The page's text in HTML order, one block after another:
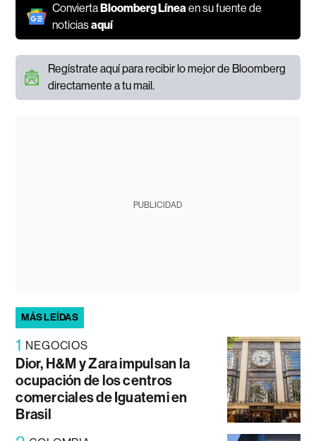
ConviertaBloomberg Línea en su fuente de
noticiasaquí
Regístrate aquí para recibir lo mejor de Bloomberg
directamente a tu mail.
PUBLICIDAD
MÁS LEÍDAS
1 NEGOCIOS
Dior, H&M y Zara impulsan la
ocupación de los centros
comerciales de Iguatemi en
Brasil